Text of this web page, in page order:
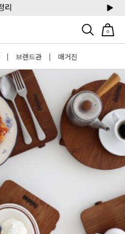
0
| 브랜드관 | 매거진